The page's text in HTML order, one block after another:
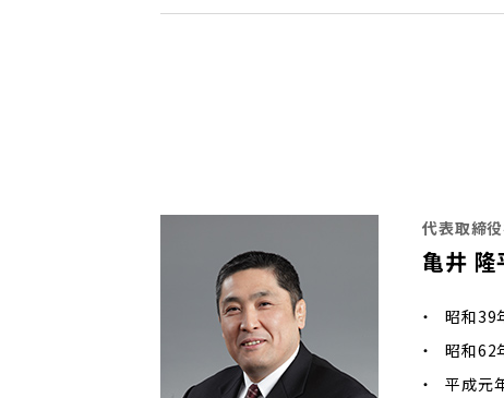
代表取締
亀井 隆
昭和39
昭和62
平成元